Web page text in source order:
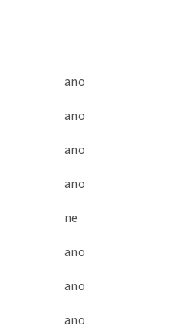
ano
ano
ano
ano
ne
ano
ano
ano